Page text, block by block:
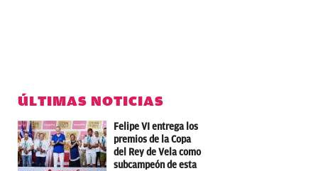
ÚLTIMAS NOTICIAS
Felipe VI entrega los
premios de la Copa
del Rey de Vela como
subcampeón de esta